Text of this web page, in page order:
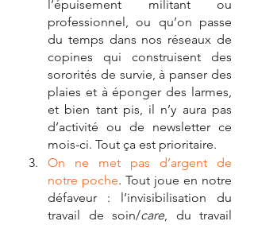
l’épuisement militant ou
professionnel, ou qu’on passe
du temps dans nos réseaux de
copines qui construisent des
sororités de survie, à panser des
plaies et à éponger des larmes,
et bien tant pis, il n’y aura pas
d’activité ou de newsletter ce
mois-ci. Tout ça est prioritaire.
On ne met pas d’argent de
notre poche. Tout joue en notre
défaveur : l’invisibilisation du
travail de soin/care, du travail